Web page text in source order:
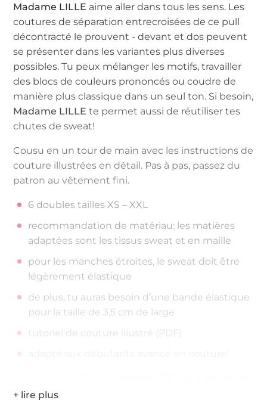
Madame LILLE aime aller dans tous les sens. Les
coutures de séparation entrecroisées de ce pull
décontracté le prouvent - devant et dos peuvent
se présenter dans les variantes plus diverses
possibles. Tu peux mélanger les motifs, travailler
des blocs de couleurs prononcés ou coudre de
manière plus classique dans un seul ton. Si besoin,
Madame LILLE te permet aussi de réutiliser tes
chutes de sweat!
Cousu en un tour de main avec les instructions de
couture illustrées en détail. Pas à pas, passez du
patron au vêtement fini.
6 doubles tailles XS – XXL
recommandation de matériau: les matières
adaptées sont les tissus sweat et en maille
pour les manches étroites, le sweat doit être
légèrement élastique
de plus, tu auras besoin d’une bande élastique
pour la taille de 3,5 cm de large
tutoriel de couture illustré (PDF)
Windows (à partir de Windows XP) et Apple